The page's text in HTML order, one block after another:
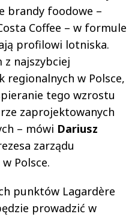
brandy foodowe –
Coffee – w formule
profilowi lotniska.
z najszybciej
regionalnych w Polsce,
tego wzrostu
zaprojektowanych
– mówi Dariusz
zarządu
Polsce.
punktów Lagardère
prowadzić w